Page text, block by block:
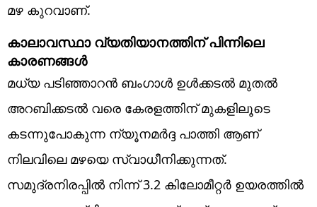
മഴ കുറവാണ്.
കാലാവസ്ഥാ വ്യതിയാനത്തിന് പിന്നിലെ
കാരണങ്ങൾ
മധ്യ പടിഞ്ഞാറൻ ബംഗാൾ ഉൾക്കടൽ മുതൽ
അറബിക്കടൽ വരെ കേരളത്തിന് മുകളിലൂടെ
കടന്നുപോകുന്ന ന്യൂനമർദ്ദ പാത്തി ആണ്
നിലവിലെ മഴയെ സ്വാധീനിക്കുന്നത്.
സമുദ്രനിരപ്പിൽ നിന്ന് 3.2 കിലോമീറ്റർ ഉയരത്തിൽ